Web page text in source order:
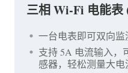
三相 Wi-Fi 电能表
一台电表即可双向
支持 5A 电流输入，
感器，轻松测量大电